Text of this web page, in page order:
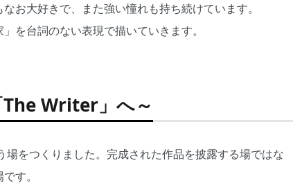
お大好きで、また強い憧れも持ち続けています。
を台詞のない表現で描いていきます。
The Writer」へ～
をつくりました。完成された作品を披露する場ではな
す。